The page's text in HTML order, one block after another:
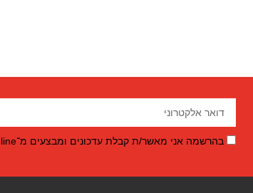
בהרשמה אני מאשר/ת קבלת עדכונים ומבצעים מ־BikeMeOnline.